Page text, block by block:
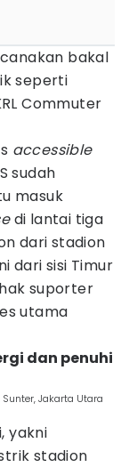
bakal
seperti
Commuter
accessible
sudah
masuk
di lantai tiga
dari stadion
dari sisi Timur
suporter
utama
dan penuhi
Jakarta Utara
yakni
stadion